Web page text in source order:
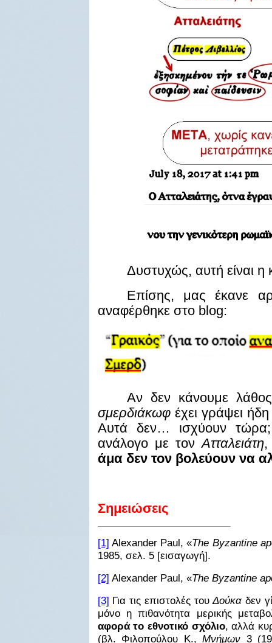
Δυστυχώς, αυτή είναι
Επίσης, μας έκανε
αναφέρθηκε στο blog:
Αν δεν κάνουμε
σμερδιάκωφέχει γράψει
Αυτά δεν… ισχύουν
ανάλογο με τονΑτταλειάτη,
άμα δεν τον βολεύουν να
Σημειώσεις
[1] Alexander Paul, «The Byzantine
1985, σελ. 5 [εισαγωγή].
[2] Alexander Paul, «The Byzantine
[3] Για τις επιστολές τουΔούκα δεν
μόνο η πιθανότητα μερικής
αφορά το εθνοτικό σχόλιο, αλλά
(βλ. Φιλοπούλου Κ., Μνήμων 3